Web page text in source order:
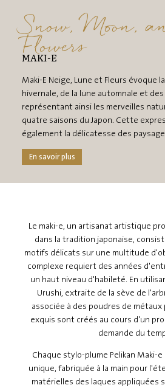
Snow, Moon,
Flowers
MAKI-E
Maki-E Neige, Lune et Fleurs évoque
hivernale, de la lune automnale et
représentant ainsi les merveilles
quatre saisons du Japon. Cette
également la délicatesse des
En savoir plus
Le maki-e, un artisanat artistique
dans la tradition japonaise,
motifs délicats sur une multitude
complexe requiert des années
un haut niveau d'habileté. En
Urushi, extraite de la sève de
associée à des poudres de
exquis sont créés au cours d'un
demande du
Chaque stylo-plume Pelikan
unique, fabriquée à la main pour
matérielles des laques appliquées